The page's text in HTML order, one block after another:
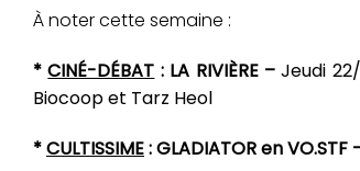
À noter cette semaine :
*CINÉ-DÉBAT : LA RIVIÈRE –Jeudi
Biocoop et Tarz Heol
*CULTISSIME: GLADIATOR en VO.STF